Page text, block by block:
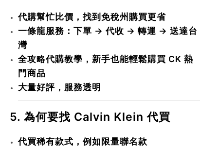
代購幫忙比價 ，找到免稅州購買更省
一條龍服務 ：下單 → 代收 → 轉運 → 送達台
灣
全攻略代購教學 ，新手也能輕鬆購買 CK 熱
門商品
大量好評，服務透明
5. 為何要找 Calvin Klein 代買
代買稀有款式，例如限量聯名款